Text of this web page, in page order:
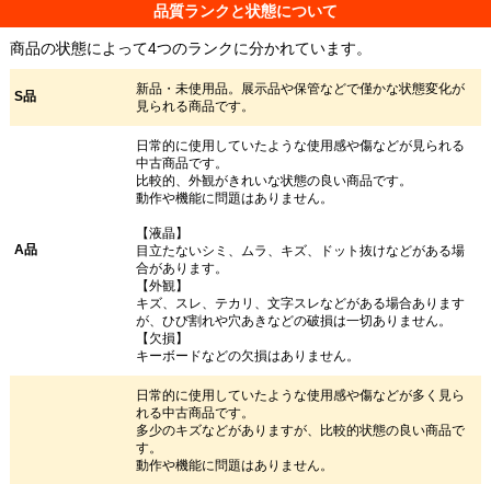
品質ランクと状態について
商品の状態によって4つのランクに分かれています。
S品
新品・未使用品。展示品や保管などで僅かな状態変化が
見られる商品です。
A品
日常的に使用していたような使用感や傷などが見られる
中古商品です。
比較的、外観がきれいな状態の良い商品です。
動作や機能に問題はありません。
【液晶】
目立たないシミ、ムラ、キズ、ドット抜けなどがある場
合があります。
【外観】
キズ、スレ、テカリ、文字スレなどがある場合あります
が、ひび割れや穴あきなどの破損は一切ありません。
【欠損】
キーボードなどの欠損はありません。
日常的に使用していたような使用感や傷などが多く見ら
れる中古商品です。
多少のキズなどがありますが、比較的状態の良い商品で
す。
動作や機能に問題はありません。